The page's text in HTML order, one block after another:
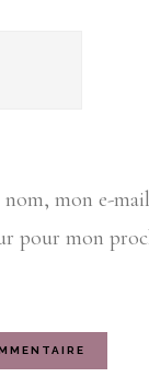
mon e-
pour mon